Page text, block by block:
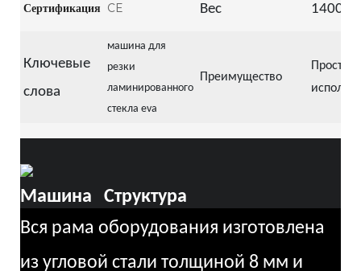
Сертификация CE Вес 1400Кг
Ключевые
слова
машина для
резки
ламинированного
стекла eva
Преимущество
Простота
Машина
Структура
Вся рама оборудования изготовлена ​​
из угловой стали толщиной 8 мм и